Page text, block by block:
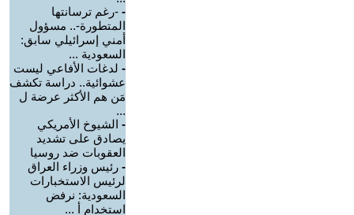
- -رغم ترسانتها
المتطورة-.. مسؤول
أمني إسرائيلي سابق:
السعودية ...
- لدغات الأفاعي ليست
عشوائية.. دراسة تكشف
مَن هم الأكثر عرضة ل
...
- الشيوخ الأمريكي
يصادق على تشديد
العقوبات ضد روسيا
- رئيس وزراء العراق
لرئيس الاستخبارات
السعودية: نرفض
استخدام أ ...